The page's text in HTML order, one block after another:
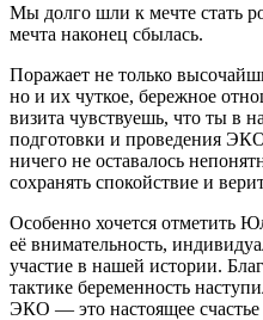
Мы долго шли к мечте стать
мечта наконец сбылась.
Поражает не только
но и их чуткое, бережное
визита чувствуешь, что ты в
подготовки и проведения
ничего не оставалось
сохранять спокойствие и
Особенно хочется отметить
её внимательность,
участие в нашей истории.
тактике беременность
ЭКО — это настоящее